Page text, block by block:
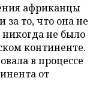
африканцы
за то, что она не
не было
континенте.
в процессе
от